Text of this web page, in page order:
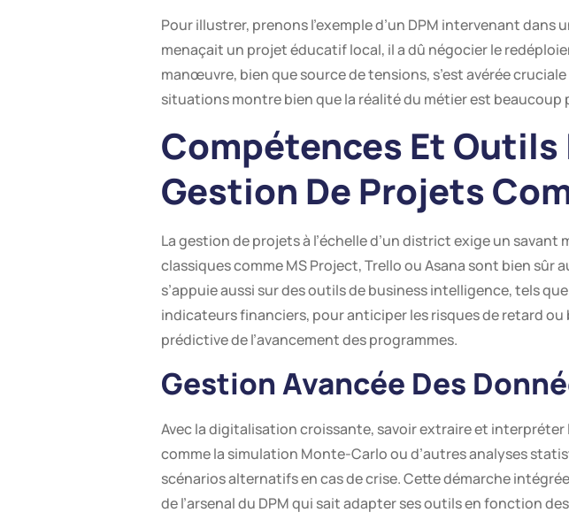
Pour illustrer, prenons l’exemple d’un DPM intervenant
menaçait un projet éducatif local, il a dû négocier le
manœuvre, bien que source de tensions, s’est avérée
situations montre bien que la réalité du métier est
Compétences Et Outils
Gestion De Projets
La gestion de projets à l’échelle d’un district exige un
classiques comme MS Project, Trello ou Asana sont bien
s’appuie aussi sur des outils de business intelligence, tels
indicateurs financiers, pour anticiper les risques de retard
prédictive de l’avancement des programmes.
Gestion Avancée Des
Avec la digitalisation croissante, savoir extraire et
comme la simulation Monte-Carlo ou d’autres analyses
scénarios alternatifs en cas de crise. Cette démarche
de l’arsenal du DPM qui sait adapter ses outils en fonction